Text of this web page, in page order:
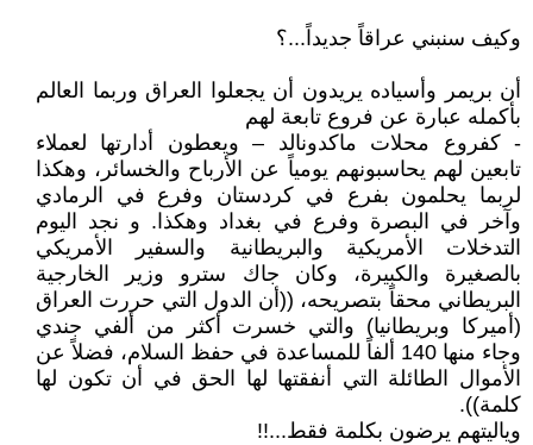
وكيف سنبني عراقاً جديداً...؟
أن بريمر وأسياده يريدون أن يجعلوا العراق وربما العالم
بأكمله عبارة عن فروع تابعة لهم
- كفروع محلات ماكدونالد – ويعطون أدارتها لعملاء
تابعين لهم يحاسبونهم يومياً عن الأرباح والخسائر، وهكذا
لربما يحلمون بفرع في كردستان وفرع في الرمادي
وآخر في البصرة وفرع في بغداد وهكذا. و نجد اليوم
التدخلات الأمريكية والبريطانية والسفير الأمريكي
بالصغيرة والكبيرة، وكان جاك سترو وزير الخارجية
البريطاني محقاً بتصريحه، ((أن الدول التي حررت العراق
(أميركا وبريطانيا) والتي خسرت أكثر من ألفي جندي
وجاء منها 140 ألفاً للمساعدة في حفظ السلام، فضلاً عن
الأموال الطائلة التي أنفقتها لها الحق في أن تكون لها
كلمة)).
وياليتهم يرضون بكلمة فقط...!!